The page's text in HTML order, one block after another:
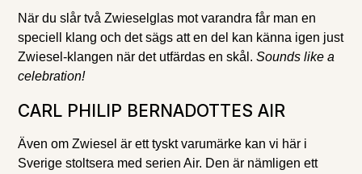
När du slår två Zwieselglas mot varandra får man en
speciell klang och det sägs att en del kan känna igen just
Zwiesel-klangen när det utfärdas en skål. Sounds like a
celebration!
CARL PHILIP BERNADOTTES AIR
Även om Zwiesel är ett tyskt varumärke kan vi här i
Sverige stoltsera med serien Air. Den är nämligen ett